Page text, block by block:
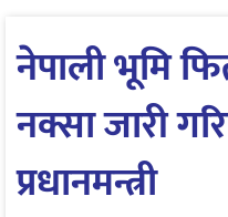
नेपाली भूमि
नक्सा जारी
प्रधानमन्त्री